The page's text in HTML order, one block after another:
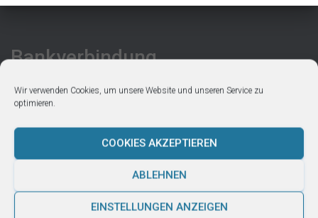
Wir verwenden Cookies, um unsere Website und unseren Service zu
optimieren.
COOKIES AKZEPTIEREN
ABLEHNEN
EINSTELLUNGEN ANZEIGEN
Bankverbindung
Link zur Bankverbindung
Wir haben Freude am guten Leben mit kleinem Ökologischen
Fußabdruck.
Über Uns – Die Mitarbeiter:innen kennenlernen!